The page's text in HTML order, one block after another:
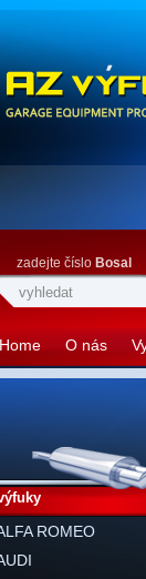
Home O nás
zadejte číslo Bosal
ROMEO